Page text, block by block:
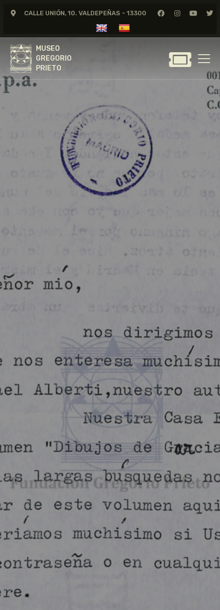
CALLE UNIÓN, 10. VALDEPEÑAS - 13300
MUSEO
GREGORIO
PRIETO
MUSEO
GREGORIO
GREGORIO PRIETO
ARCHIVO
CERTAMEN DE DIBUJO
FUNDACIÓN
TIENDA
NOTICIAS